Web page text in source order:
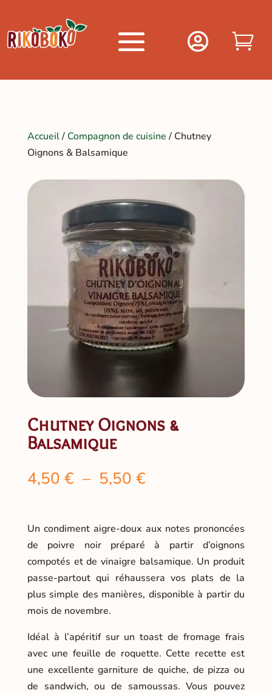
 
Accueil/ Compagnon de cuisine / Chutney
Oignons & Balsamique
Chutney Oignons &
Balsamique
4,50 € – 5,50 €Plage
4,50 €
5,50 €
Un condiment aigre-doux aux notes prononcées
de poivre noir préparé à partir d’oignons
compotés et de vinaigre balsamique. Un produit
passe-partout qui réhaussera vos plats de la
plus simple des manières, disponible à partir du
mois de novembre.
Idéal à l’apéritif sur un toast de fromage frais
avec une feuille de roquette. Cette recette est
une excellente garniture de quiche, de pizza ou
de sandwich, ou de samoussas. Vous pouvez